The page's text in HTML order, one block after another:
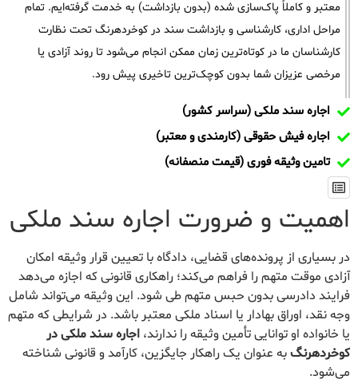
معتبر و کاملاً پاک‌سازی شده (بدون بازداشت) به خدمت گرفته‌ایم. تمام
مراحل اداری، کارشناسی و بازداشت سند در کوخردهرنگ تحت نظارت
کارشناسان ما در کوتاه‌ترین زمان ممکن انجام می‌شود تا روند آزادی یا
مرخصی عزیزان شما بدون کوچک‌ترین تاخیری پیش رود.
اجاره سند ملکی (سراسر کشور)
اجاره فیش حقوقی (کارمندی و معتبر)
تامین وثیقه فوری (قیمت منصفانه)
اهمیت و ضرورت اجاره سند ملکی
در بسیاری از پرونده‌های قضایی، دادگاه با تعیین قرار وثیقه امکان
آزادی موقت متهم را فراهم می‌کند؛ راهکاری قانونی که اجازه می‌دهد
فرایند دادرسی بدون حبس متهم طی شود. این وثیقه می‌تواند شامل
وجه نقد، اوراق بهادار یا اسناد ملکی معتبر باشد. در شرایطی که متهم
یا خانواده او توانایی تأمین وثیقه را ندارند، اجاره سند ملکی در
کوخردهرنگبه عنوان یک راهکار جایگزین، کارآمد و قانونی شناخته
می‌شود.